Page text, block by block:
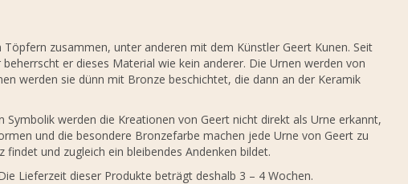
zusammen, unter anderen mit dem Künstler Geert Kunen. Seit
er dieses Material wie kein anderer. Die Urnen werden von
werden sie dünn mit Bronze beschichtet, die dann an der Keramik
werden die Kreationen von Geert nicht direkt als Urne erkannt,
und die besondere Bronzefarbe machen jede Urne von Geert zu
und zugleich ein bleibendes Andenken bildet.
Lieferzeit dieser Produkte beträgt deshalb 3 – 4 Wochen.